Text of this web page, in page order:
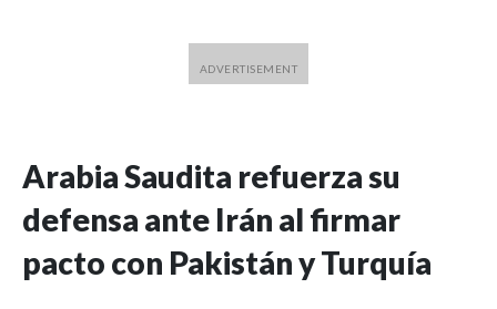
Arabia Saudita refuerza su
defensa ante Irán al firmar
pacto con Pakistán y Turquía